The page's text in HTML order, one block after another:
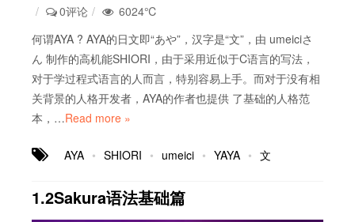
0评论
6024℃
何谓AYA ? AYA的日文即“あや”，汉字是“文”，由 umeiciさ
ん 制作的高机能SHIORI，由于采用近似于C语言的写法，
对于学过程式语言的人而言，特别容易上手。而对于没有相
关背景的人格开发者，AYA的作者也提供 了基础的人格范
本，…Read more »
AYA SHIORI umeici YAYA 文
1.2Sakura语法基础篇